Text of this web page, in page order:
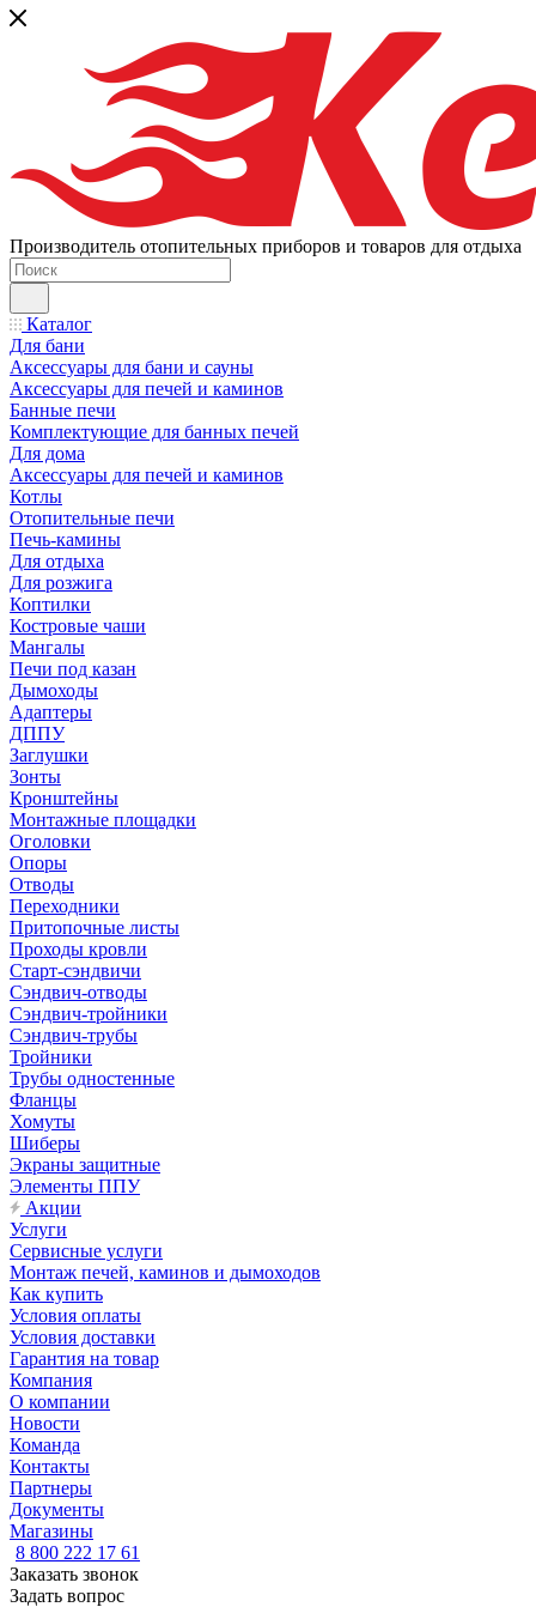
Производитель отопительных приборов и товаров для отдыха
Каталог
Для бани
Аксессуары для бани и сауны
Аксессуары для печей и каминов
Банные печи
Комплектующие для банных печей
Для дома
Аксессуары для печей и каминов
Котлы
Отопительные печи
Печь-камины
Для отдыха
Для розжига
Коптилки
Костровые чаши
Мангалы
Печи под казан
Дымоходы
Адаптеры
ДППУ
Заглушки
Зонты
Кронштейны
Монтажные площадки
Оголовки
Опоры
Отводы
Переходники
Притопочные листы
Проходы кровли
Старт-сэндвичи
Сэндвич-отводы
Сэндвич-тройники
Сэндвич-трубы
Тройники
Трубы одностенные
Фланцы
Хомуты
Шиберы
Экраны защитные
Элементы ППУ
Акции
Услуги
Сервисные услуги
Монтаж печей, каминов и дымоходов
Как купить
Условия оплаты
Условия доставки
Гарантия на товар
Компания
О компании
Новости
Команда
Контакты
Партнеры
Документы
Магазины
8 800 222 17 61
Заказать звонок
Задать вопрос